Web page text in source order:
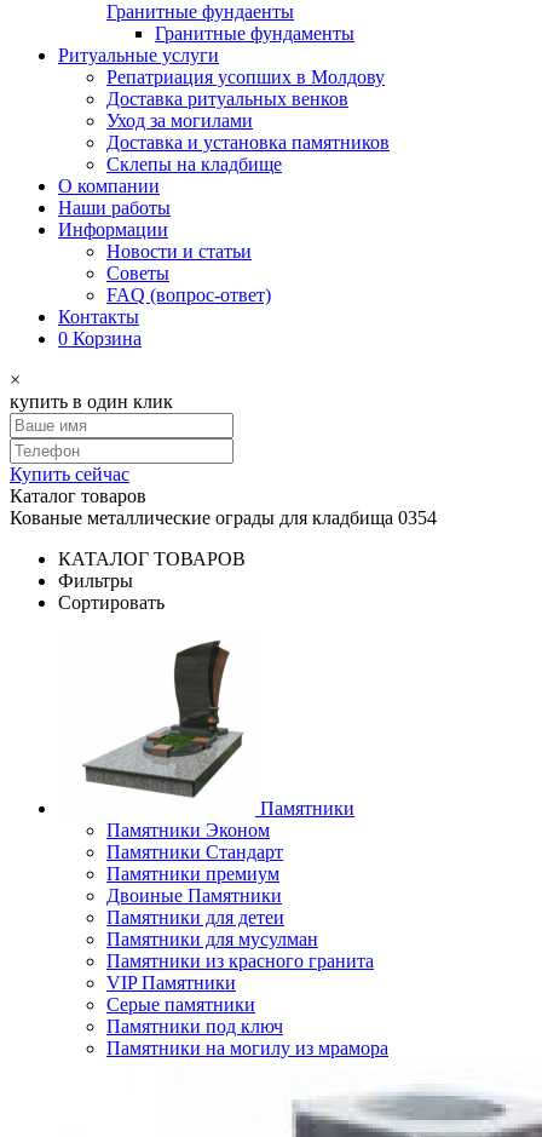
Гранитные фундаенты
Гранитные фундаменты
Ритуальные услуги
Репатриация усопших в Молдову
Доставка ритуальных венков
Уход за могилами
Доставка и установка памятников
Склепы на кладбище
О компании
Наши работы
Информации
Новости и статьи
Советы
FAQ (вопрос-ответ)
Контакты
0 Корзина
×
купить в один клик
Купить сейчас
Каталог товаров
Кованые металлические ограды для кладбища 0354
КАТАЛОГ ТОВАРОВ
Фильтры
Сортировать
Памятники
Памятники Эконом
Памятники Стандарт
Памятники премиум
Двоиные Памятники
Памятники для детеи
Памятники для мусулман
Памятники из красного гранита
VIP Памятники
Серые памятники
Памятники под ключ
Памятники на могилу из мрамора